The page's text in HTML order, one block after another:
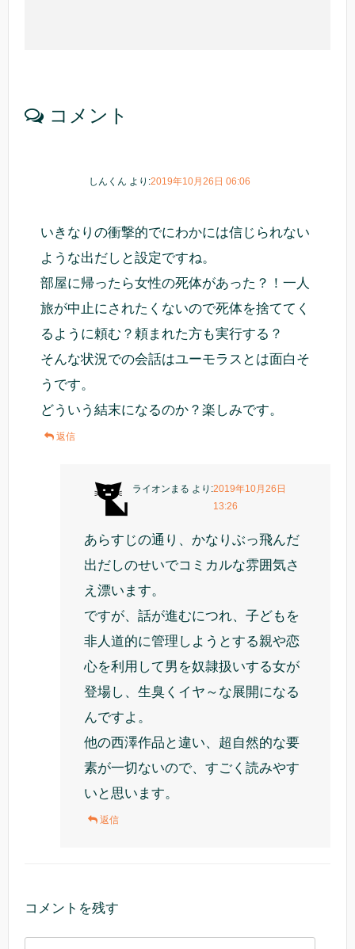
コメント
しんくん より:2019年10月26日 06:06
いきなりの衝撃的でにわかには信じられない
ような出だしと設定ですね。
部屋に帰ったら女性の死体があった？！一人
旅が中止にされたくないので死体を捨ててく
るように頼む？頼まれた方も実行する？
そんな状況での会話はユーモラスとは面白そ
うです。
どういう結末になるのか？楽しみです。
返信
ライオンまる より:2019年10月26日
13:26
あらすじの通り、かなりぶっ飛んだ
出だしのせいでコミカルな雰囲気さ
え漂います。
ですが、話が進むにつれ、子どもを
非人道的に管理しようとする親や恋
心を利用して男を奴隷扱いする女が
登場し、生臭くイヤ～な展開になる
んですよ。
他の西澤作品と違い、超自然的な要
素が一切ないので、すごく読みやす
いと思います。
返信
コメントを残す